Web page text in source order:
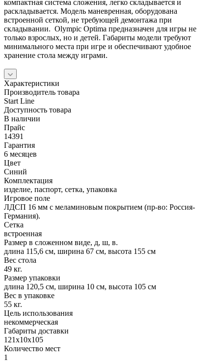
компактная система сложения, легко складывается и
раскладывается. Модель маневренная, оборудована
встроенной сеткой, не требующей демонтажа при
складывании. Olympic Optima предназначен для игры не
только взрослых, но и детей. Габариты модели требуют
минимального места при игре и обеспечивают удобное
хранение стола между играми.
Характеристики
Производитель товара
Start Line
Доступность товара
В наличии
Прайс
14391
Гарантия
6 месяцев
Цвет
Синий
Комплектация
изделие, паспорт, сетка, упаковка
Игровое поле
ЛДСП 16 мм с меламиновым покрытием (пр-во: Россия-
Германия).
Сетка
встроенная
Размер в сложенном виде, д, ш, в.
длина 115,6 см, ширина 67 см, высота 155 см
Вес стола
49 кг.
Размер упаковки
длина 120,5 см, ширина 10 см, высота 105 см
Вес в упаковке
55 кг.
Цель использования
некоммерческая
Габариты доставки
121х10х105
Количество мест
1